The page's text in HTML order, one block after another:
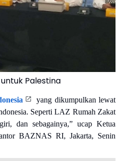
untuk Palestina
yang dikumpulkan lewat
Seperti LAZ Rumah Zakat
dan sebagainya,” ucap Ketua
BAZNAS RI, Jakarta, Senin